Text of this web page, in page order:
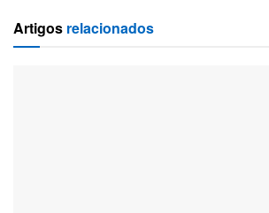
Artigos relacionados